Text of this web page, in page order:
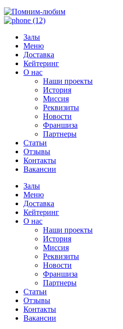
Залы
Меню
Доставка
Кейтеринг
О нас
Наши проекты
История
Миссия
Реквизиты
Новости
Франшиза
Партнеры
Статьи
Отзывы
Контакты
Вакансии
Залы
Меню
Доставка
Кейтеринг
О нас
Наши проекты
История
Миссия
Реквизиты
Новости
Франшиза
Партнеры
Статьи
Отзывы
Контакты
Вакансии